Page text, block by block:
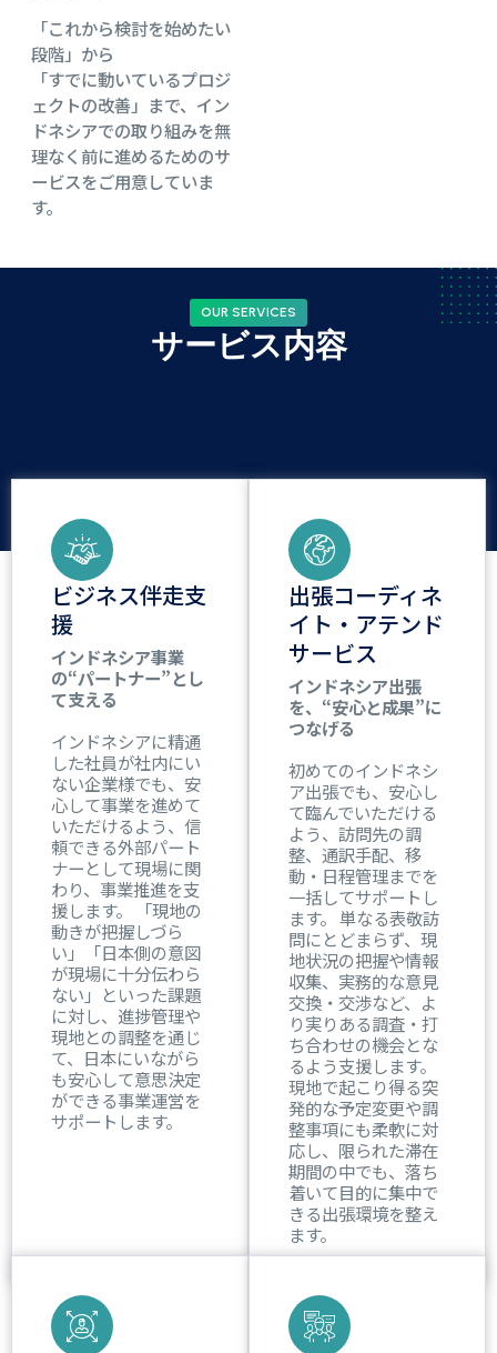
「これから検討を始めたい
段階」から
「すでに動いているプロジ
ェクトの改善」まで、イン
ドネシアでの取り組みを無
理なく前に進めるためのサ
ービスをご用意していま
す。
OUR SERVICES
サービス内容
ビジネス伴走支
援
インドネシア事業
の“パートナー”とし
て支える
インドネシアに精通
した社員が社内にい
ない企業様でも、安
心して事業を進めて
いただけるよう、信
頼できる外部パート
ナーとして現場に関
わり、事業推進を支
援します。 「現地の
動きが把握しづら
い」「日本側の意図
が現場に十分伝わら
ない」といった課題
に対し、進捗管理や
現地との調整を通じ
て、日本にいながら
も安心して意思決定
ができる事業運営を
サポートします。
出張コーディネ
イト・アテンド
サービス
インドネシア出張
を、“安心と成果”に
つなげる
初めてのインドネシ
ア出張でも、安心し
て臨んでいただける
よう、訪問先の調
整、通訳手配、移
動・日程管理までを
一括してサポートし
ます。 単なる表敬訪
問にとどまらず、現
地状況の把握や情報
収集、実務的な意見
交換・交渉など、よ
り実りある調査・打
ち合わせの機会とな
るよう支援します。
現地で起こり得る突
発的な予定変更や調
整事項にも柔軟に対
応し、限られた滞在
期間の中でも、落ち
着いて目的に集中で
きる出張環境を整え
ます。